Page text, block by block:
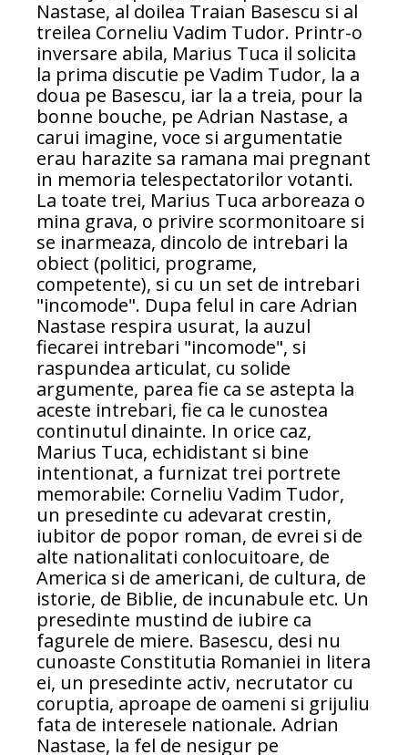
Nastase, al doilea Traian Basescu si al
treilea Corneliu Vadim Tudor. Printr-o
inversare abila, Marius Tuca il solicita
la prima discutie pe Vadim Tudor, la a
doua pe Basescu, iar la a treia, pour la
bonne bouche, pe Adrian Nastase, a
carui imagine, voce si argumentatie
erau harazite sa ramana mai pregnant
in memoria telespectatorilor votanti.
La toate trei, Marius Tuca arboreaza o
mina grava, o privire scormonitoare si
se inarmeaza, dincolo de intrebari la
obiect (politici, programe,
competente), si cu un set de intrebari
"incomode". Dupa felul in care Adrian
Nastase respira usurat, la auzul
fiecarei intrebari "incomode", si
raspundea articulat, cu solide
argumente, parea fie ca se astepta la
aceste intrebari, fie ca le cunostea
continutul dinainte. In orice caz,
Marius Tuca, echidistant si bine
intentionat, a furnizat trei portrete
memorabile: Corneliu Vadim Tudor,
un presedinte cu adevarat crestin,
iubitor de popor roman, de evrei si de
alte nationalitati conlocuitoare, de
America si de americani, de cultura, de
istorie, de Biblie, de incunabule etc. Un
presedinte mustind de iubire ca
fagurele de miere. Basescu, desi nu
cunoaste Constitutia Romaniei in litera
ei, un presedinte activ, necrutator cu
coruptia, aproape de oameni si grijuliu
fata de interesele nationale. Adrian
Nastase, la fel de nesigur pe